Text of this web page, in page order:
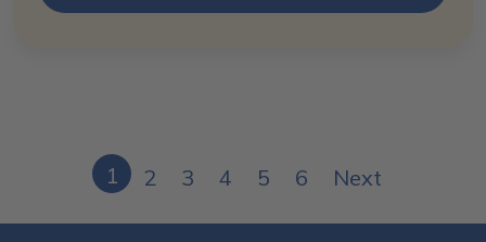
Pagination
1 2 3 4 5 6 Next